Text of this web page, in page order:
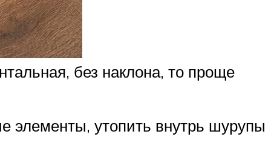
без наклона, то проще
элементы, утопить внутрь шурупы